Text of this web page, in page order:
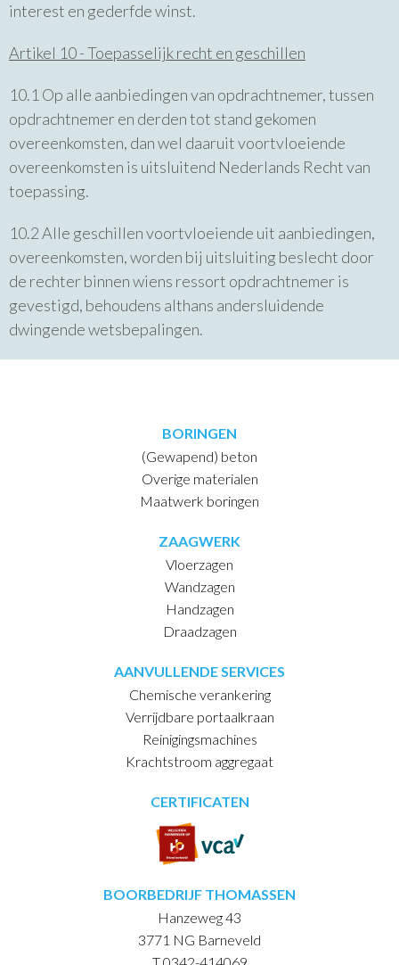
interest en gederfde winst.
Artikel 10 - Toepasselijk recht en geschillen
10.1 Op alle aanbiedingen van opdrachtnemer, tussen
opdrachtnemer en derden tot stand gekomen
overeenkomsten, dan wel daaruit voortvloeiende
overeenkomsten is uitsluitend Nederlands Recht van
toepassing.
10.2 Alle geschillen voortvloeiende uit aanbiedingen,
overeenkomsten, worden bij uitsluiting beslecht door
de rechter binnen wiens ressort opdrachtnemer is
gevestigd, behoudens althans andersluidende
dwingende wetsbepalingen.
BORINGEN
(Gewapend) beton
Overige materialen
Maatwerk boringen
ZAAGWERK
Vloerzagen
Wandzagen
Handzagen
Draadzagen
AANVULLENDE SERVICES
Chemische verankering
Verrijdbare portaalkraan
Reinigingsmachines
Krachtstroom aggregaat
CERTIFICATEN
BOORBEDRIJF THOMASSEN
Hanzeweg 43
3771 NG Barneveld